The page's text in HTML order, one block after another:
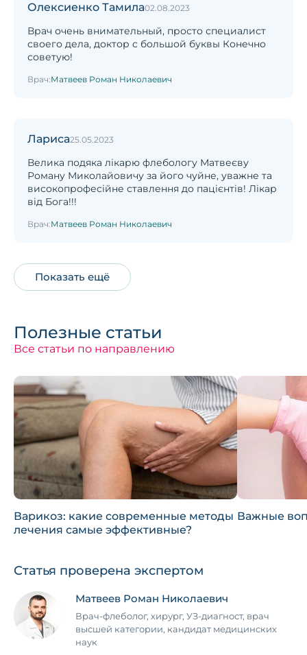
Олексиенко Тамила02.08.2023
Врач очень внимательный, просто специалист
своего дела, доктор с большой буквы Конечно
советую!
Врач:Матвеев Роман Николаевич
Лариса25.05.2023
Велика подяка лікарю флебологу Матвеєву
Роману Миколайовичу за його чуйне, уважне та
високопрофесійне ставлення до пацієнтів! Лікар
від Бога!!!
Врач:Матвеев Роман Николаевич
Показать ещё
Полезные статьи
Все статьи по направлению
Варикоз: какие современные методы
лечения самые эффективные?
Важные
Статья проверена экспертом
Матвеев Роман Николаевич
Врач-флеболог, хирург, УЗ-диагност, врач
высшей категории, кандидат медицинских
наук